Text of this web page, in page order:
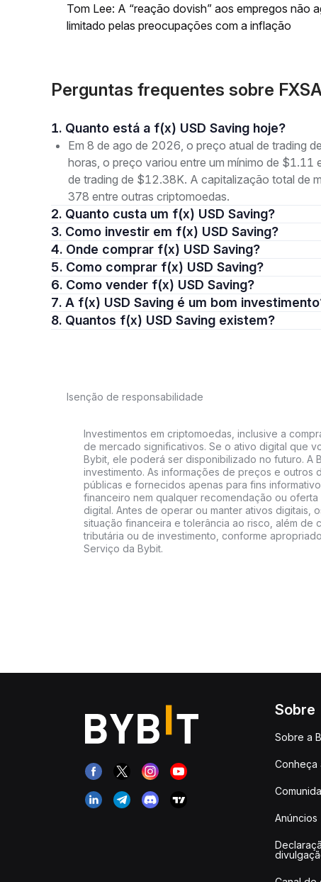
Tom Lee: A “reação dovish” aos empregos não
limitado pelas preocupações com a inflação
Perguntas frequentes sobre
1. Quanto está a f(x) USD Saving hoje?
Em 8 de ago de 2026, o preço atual de trading
horas, o preço variou entre um mínimo de
de trading de $12.38K. A capitalização total de
378 entre outras criptomoedas.
2. Quanto custa um f(x) USD Saving?
3. Como investir em f(x) USD Saving?
4. Onde comprar f(x) USD Saving?
5. Como comprar f(x) USD Saving?
6. Como vender f(x) USD Saving?
7. A f(x) USD Saving é um bom
8. Quantos f(x) USD Saving existem?
Isenção de responsabilidade
Investimentos em criptomoedas, inclusive a
de mercado significativos. Se o ativo digital que
Bybit, ele poderá ser disponibilizado no futuro. A
investimento. As informações de preços e
públicas e fornecidos apenas para fins
financeiro nem qualquer recomendação ou
digital. Antes de operar ou manter ativos digitais,
situação financeira e tolerância ao risco, além de
tributária ou de investimento, conforme
Serviço da Bybit.
Sobre
Sobre a
Conheça
Anúncios